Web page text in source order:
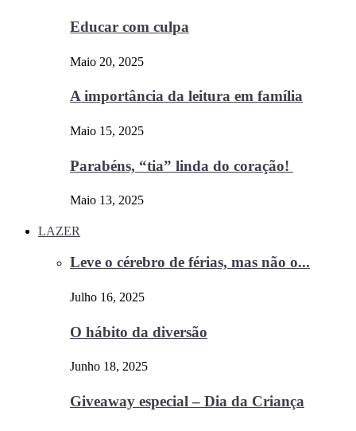
Educar com culpa
Maio 20, 2025
A importância da leitura em família
Maio 15, 2025
Parabéns, “tia” linda do coração!
Maio 13, 2025
LAZER
Leve o cérebro de férias, mas não o...
Julho 16, 2025
O hábito da diversão
Junho 18, 2025
Giveaway especial – Dia da Criança